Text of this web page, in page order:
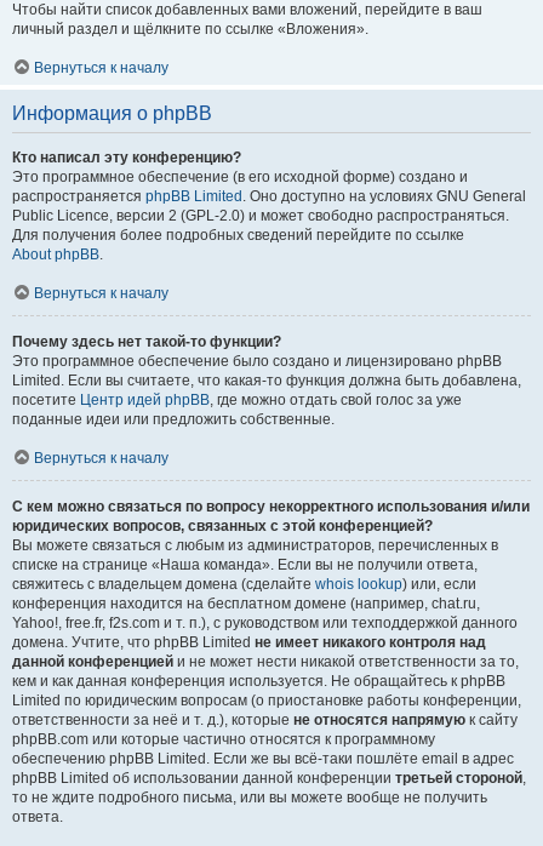
Чтобы найти список добавленных вами вложений, перейдите в ваш
личный раздел и щёлкните по ссылке «Вложения».
Вернуться к началу
Информация о phpBB
Кто написал эту конференцию?
Это программное обеспечение (в его исходной форме) создано и
распространяется phpBB Limited . Оно доступно на условиях GNU General
Public Licence, версии 2 (GPL-2.0) и может свободно распространяться.
Для получения более подробных сведений перейдите по ссылке
About phpBB.
Вернуться к началу
Почему здесь нет такой-то функции?
Это программное обеспечение было создано и лицензировано phpBB
Limited. Если вы считаете, что какая-то функция должна быть добавлена,
посетите Центр идей phpBB, где можно отдать свой голос за уже
поданные идеи или предложить собственные.
Вернуться к началу
С кем можно связаться по вопросу некорректного использования и/или
юридических вопросов, связанных с этой конференцией?
Вы можете связаться с любым из администраторов, перечисленных в
списке на странице «Наша команда». Если вы не получили ответа,
свяжитесь с владельцем домена (сделайте whois lookup) или, если
конференция находится на бесплатном домене (например, chat.ru,
Yahoo!, free.fr, f2s.com и т. п.), с руководством или техподдержкой данного
домена. Учтите, что phpBB Limited не имеет никакого контроля над
данной конференцией и не может нести никакой ответственности за то,
кем и как данная конференция используется. Не обращайтесь к phpBB
Limited по юридическим вопросам (о приостановке работы конференции,
ответственности за неё и т. д.), которые не относятся напрямую к сайту
phpBB.com или которые частично относятся к программному
обеспечению phpBB Limited. Если же вы всё-таки пошлёте email в адрес
phpBB Limited об использовании данной конференции третьей стороной,
то не ждите подробного письма, или вы можете вообще не получить
ответа.